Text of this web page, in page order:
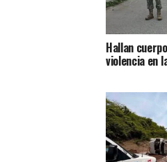
Hallan
violencia en